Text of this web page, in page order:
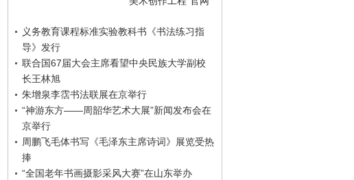
义务教育课程标准实验教科书《书法练习指
导》发行
联合国67届大会主席看望中央民族大学副校
长王林旭
朱增泉李霑书法联展在京举行
“神游东方——周韶华艺术大展”新闻发布会在
京举行
周鹏飞毛体书写《毛泽东主席诗词》展览受热
捧
“全国老年书画摄影采风大赛”在山东举办